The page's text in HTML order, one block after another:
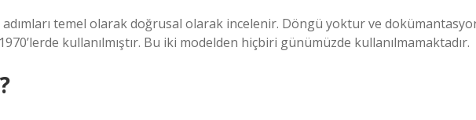
temel olarak doğrusal olarak incelenir. Döngü yoktur ve
kullanılmıştır. Bu iki modelden hiçbiri günümüzde kullanılmamaktadır.